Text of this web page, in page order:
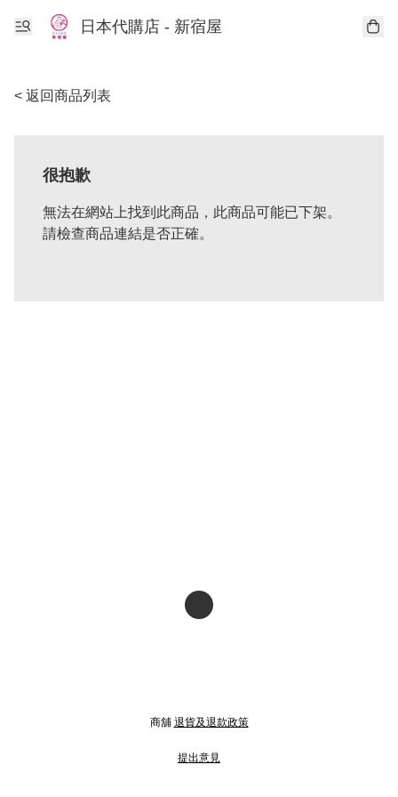
日本代購店 - 新宿屋
< 返回商品列表
很抱歉
無法在網站上找到此商品，此商品可能已下架。
請檢查商品連結是否正確。
商舖 退貨及退款政策
提出意見